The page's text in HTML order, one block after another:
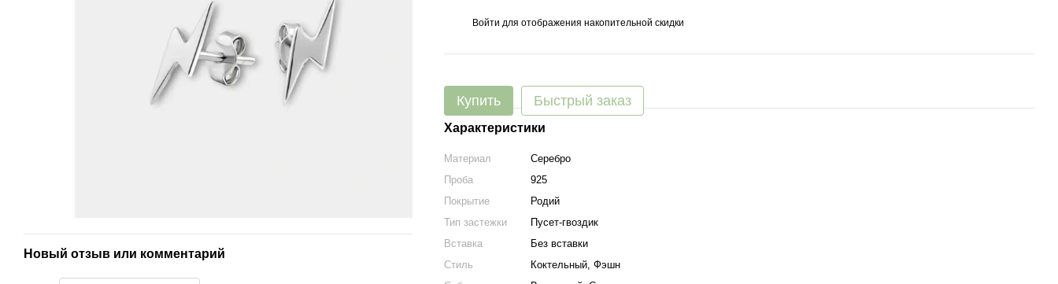
Новый отзыв или комментарий
Войти для отображения накопительной скидки
Купить Быстрый заказ
Характеристики
Материал
Серебро
Проба
925
Покрытие
Родий
Тип застежки
Пусет-гвоздик
Вставка
Без вставки
Стиль
Коктельный, Фэшн